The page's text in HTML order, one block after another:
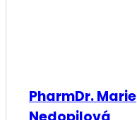
PharmDr. Marie